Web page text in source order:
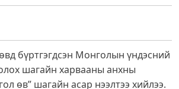
бүртгэгдсэн Монголын үндэсний
шагайн харвааны анхны
өв” шагайн асар нээлтээ хийлээ.